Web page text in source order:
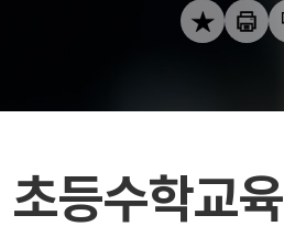
초등수학교육